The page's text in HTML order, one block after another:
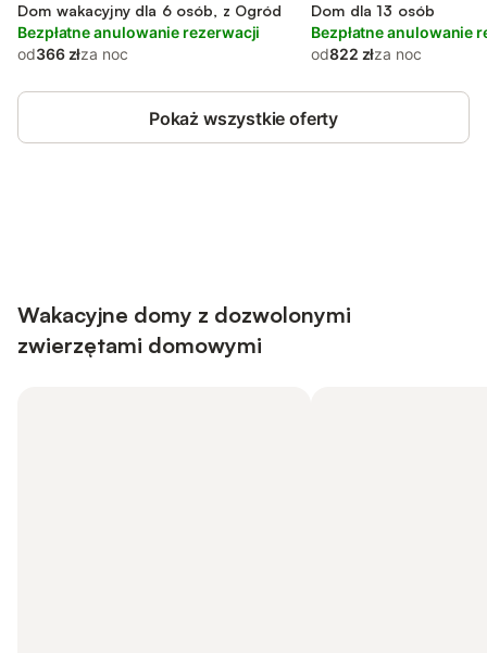
Dom wakacyjny dla 6 osób, z Ogród
Bezpłatne anulowanie rezerwacji
od366 złza noc
Dom dla 13 osób
Bezpłatne anulowanie
od822 złza noc
Pokaż wszystkie oferty
Wakacyjne domy z dozwolonymi
zwierzętami domowymi